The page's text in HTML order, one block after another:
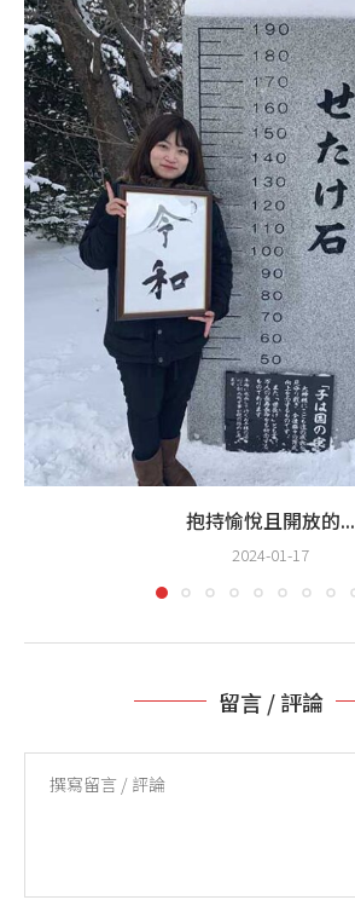
抱持愉悅且開放的...
2024-01-17
留言 / 評論